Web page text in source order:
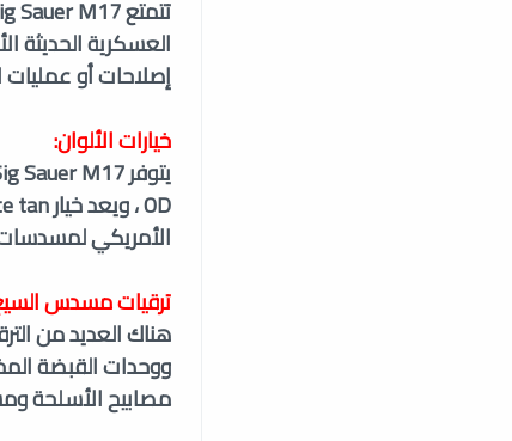
العسكرية الحديثة
إصلاحات أو عمليات
خيارات الألوان:
الأمريكي
ترقيات مسدس السيغ
ووحدات القبضة
مصابيح الأسلحة